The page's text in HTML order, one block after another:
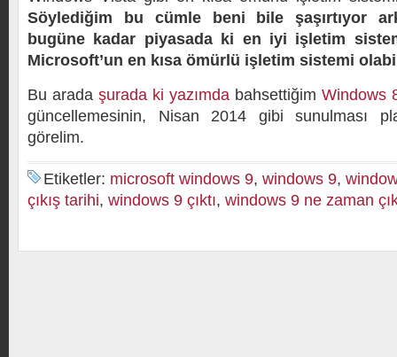
Söylediğim bu cümle beni bile şaşırtıyor
bugüne kadar piyasada ki en iyi işletim
Microsoft’un en kısa ömürlü işletim sistemi
Bu arada şurada ki yazımda bahsettiğim Windows
güncellemesinin, Nisan 2014 gibi sunulması
görelim.
Etiketler: microsoft windows 9, windows 9,
çıkış tarihi, windows 9 çıktı, windows 9 ne zaman